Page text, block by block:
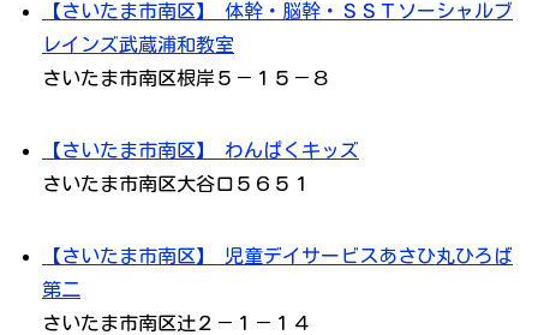
【さいたま市南区】 体幹・脳幹・ＳＳＴソーシャルブ
レインズ武蔵浦和教室
さいたま市南区根岸５－１５－８
【さいたま市南区】 わんぱくキッズ
さいたま市南区大谷口５６５１
【さいたま市南区】 児童デイサービスあさひ丸ひろば
第二
さいたま市南区辻２－１－１４